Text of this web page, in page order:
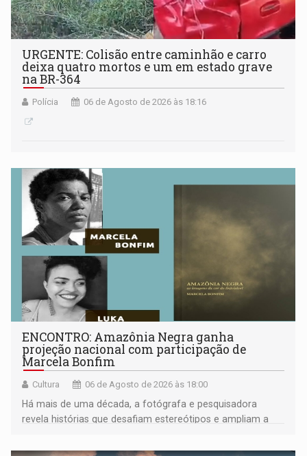
URGENTE: Colisão entre caminhão e carro
deixa quatro mortos e um em estado grave
na BR-364
Polícia 06 de Agosto de 2026 às 18:16
ENCONTRO: Amazônia Negra ganha
projeção nacional com participação de
Marcela Bonfim
Cultura 06 de Agosto de 2026 às 18:00
Há mais de uma década, a fotógrafa e pesquisadora
revela histórias que desafiam estereótipos e ampliam a
negras